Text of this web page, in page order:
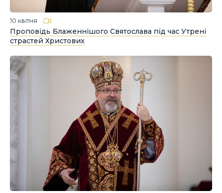
10 квітня
Проповідь Блаженнішого Святослава під час Утрені
страстей Христових